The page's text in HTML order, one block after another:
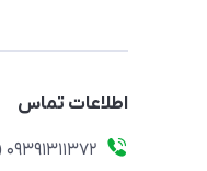
اطلاعات تماس
09391311372 ( لطفا پیام دهید )